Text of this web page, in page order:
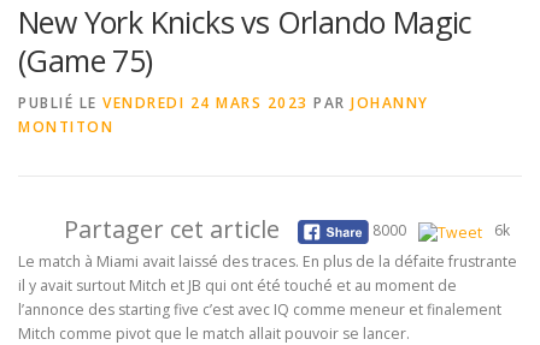
New York Knicks vs Orlando Magic
(Game 75)
PUBLIÉ LE VENDREDI 24 MARS 2023 PAR JOHANNY
MONTITON
Partager cet article 8000
6k
Le match à Miami avait laissé des traces. En plus de la défaite frustrante
il y avait surtout Mitch et JB qui ont été touché et au moment de
l’annonce des starting five c’est avec IQ comme meneur et finalement
Mitch comme pivot que le match allait pouvoir se lancer.